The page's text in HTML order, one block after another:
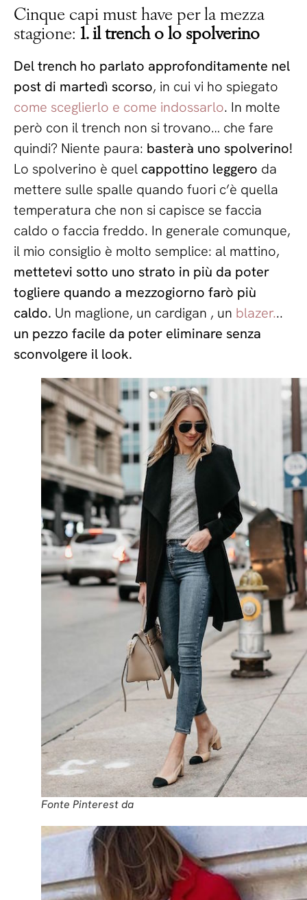
Cinque capi must have per la mezza
stagione: 1. il trench o lo spolverino
Del trench ho parlato approfonditamente nel
post di martedì scorso, in cui vi ho spiegato
come sceglierlo e come indossarlo. In molte
però con il trench non si trovano… che fare
quindi? Niente paura: basterà uno spolverino!
Lo spolverino è quel cappottino leggero da
mettere sulle spalle quando fuori c’è quella
temperatura che non si capisce se faccia
caldo o faccia freddo. In generale comunque,
il mio consiglio è molto semplice: al mattino,
mettetevi sotto uno strato in più da poter
togliere quando a mezzogiorno farò più
caldo. Un maglione, un cardigan , un blazer...
un pezzo facile da poter eliminare senza
sconvolgere il look.
Fonte Pinterest da